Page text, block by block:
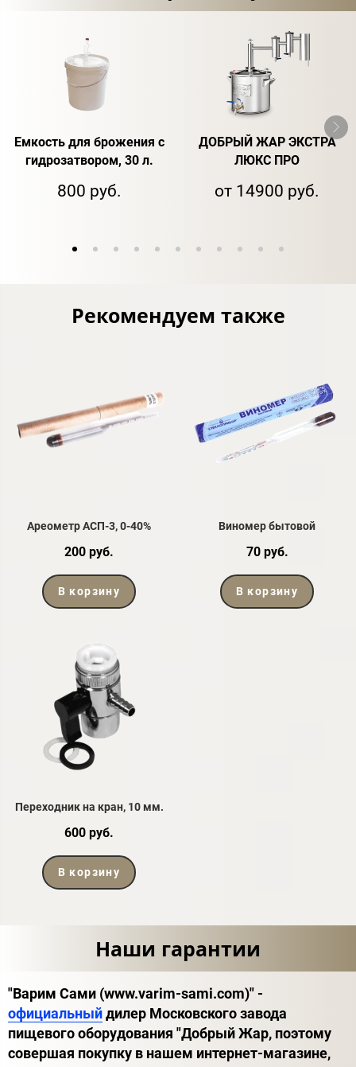
Емкость для брожения с
гидрозатвором, 30 л.
800 руб.
ДОБРЫЙ ЖАР ЭКСТРА
ЛЮКС ПРО
от 14900 руб.
Рекомендуем также
Ареометр АСП-3, 0-40%
200 руб.
В корзину
Виномер бытовой
70 руб.
В корзину
Переходник на кран, 10 мм.
600 руб.
В корзину
Наши гарантии
"Варим Сами (www.varim-sami.com)" -
официальныйдилер Московского завода
пищевого оборудования "Добрый Жар, поэтому
совершая покупку в нашем интернет-магазине,